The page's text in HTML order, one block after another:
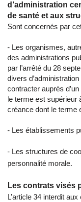
d’administration
de santé et aux
Sont concernés par
- Les organismes,
des administrations
par l’arrêté du 28
divers
contracter auprès
le terme est supérieur
créance dont le terme
- Les établissements
- Les structures de
personnalité morale.
Les contrats visés
L’article 34 interdit